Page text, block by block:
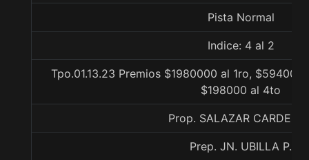
Pista Normal
Indice: 4 al 2
Tpo.01.13.23 Premios $1980000 al 1ro,
$198000 al 4to
Prop. SALAZAR
Prep. JN. UBILLA P.